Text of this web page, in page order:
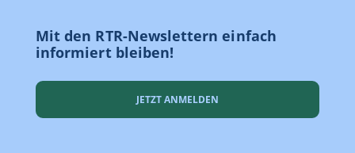
Mit den RTR-Newslettern einfach
informiert bleiben!
JETZT ANMELDEN